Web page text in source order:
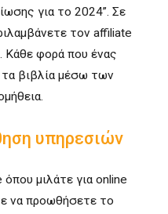
για το 2024”. Σε
τον affiliate
φορά που ένας
βιβλία μέσω των
υπηρεσιών
μιλάτε για online
να προωθήσετε το